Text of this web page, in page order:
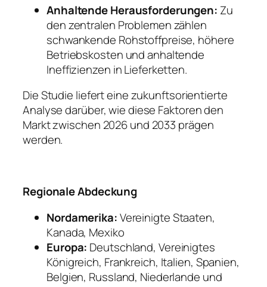
Anhaltende Herausforderungen: Zu
den zentralen Problemen zählen
schwankende Rohstoffpreise, höhere
Betriebskosten und anhaltende
Ineffizienzen in Lieferketten.
Die Studie liefert eine zukunftsorientierte
Analyse darüber, wie diese Faktoren den
Markt zwischen 2026 und 2033 prägen
werden.
Regionale Abdeckung
Nordamerika:Vereinigte Staaten,
Kanada, Mexiko
Europa: Deutschland, Vereinigtes
Königreich, Frankreich, Italien, Spanien,
Belgien, Russland, Niederlande und